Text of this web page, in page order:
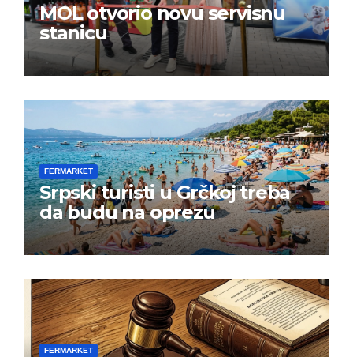
MOL otvorio novu servisnu
stanicu
FERMARKET
Srpski turisti u Grčkoj treba
da budu na oprezu
FERMARKET